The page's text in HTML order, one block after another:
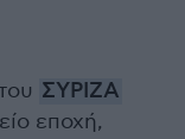
ΣΥΡΙΖΑ
εποχή,